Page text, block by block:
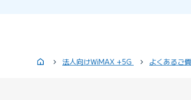
法人向けWiMAX +5G よくあるご